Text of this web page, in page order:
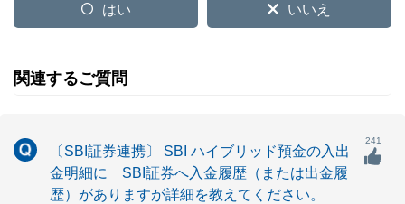
はい いいえ
関連するご質問
〔SBI証券連携〕 SBI ハイブリッド預金の入出
金明細に SBI証券へ入金履歴（または出金履
歴）がありますが詳細を教えてください。
241